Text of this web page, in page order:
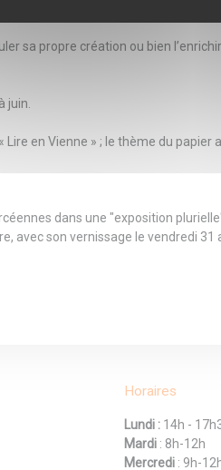
qui peuvent être détournés de
sa propre création ou bien
juin.
en Vienne » ; le thème du papier
dans une "exposition
avec son vernissage le vendredi 31
Horaires
Lundi :14h -
Mardi : 8h-12h
Mercredi : 9h-